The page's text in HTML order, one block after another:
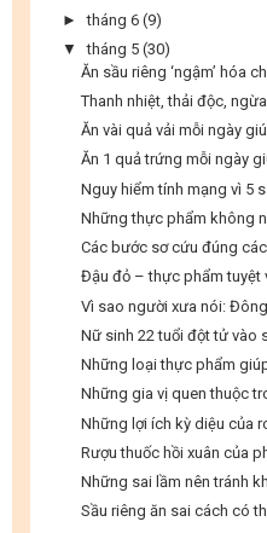
►tháng 6 (9)
▼
tháng 5 (30)
Ăn sầu riêng ‘ngậm’ hóa
Thanh nhiệt, thải độc,
Ăn vài quả vải mỗi ngày
Ăn 1 quả trứng mỗi ngày
Nguy hiểm tính mạng vì 5
Những thực phẩm không
Các bước sơ cứu đúng
Đậu đỏ – thực phẩm tuyệt
Vì sao người xưa nói: Đông
Nữ sinh 22 tuổi đột tử vào
Những loại thực phẩm
Những gia vị quen thuộc
Những lợi ích kỳ diệu của
Rượu thuốc hồi xuân của
Những sai lầm nên tránh
Sầu riêng ăn sai cách có